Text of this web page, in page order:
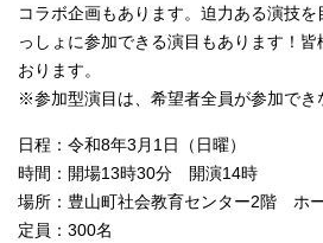
コラボ企画もあります。迫力ある演技
っしょに参加できる演目もあります！
おります。
※参加型演目は、希望者全員が参加でき
日程：令和8年3月1日（日曜）
時間：開場13時30分 開演14時
場所：豊山町社会教育センター2階 ホ
定員：300名